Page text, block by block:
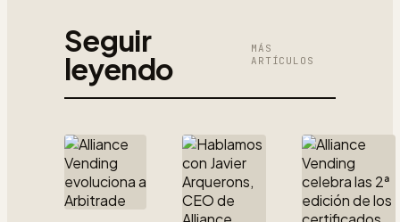
Seguir
leyendo
MÁS
ARTÍCULOS